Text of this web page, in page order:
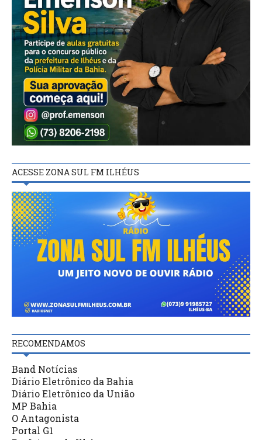
ACESSE ZONA SUL FM ILHÉUS
RECOMENDAMOS
Band Notícias
Diário Eletrônico da Bahia
Diário Eletrônico da União
MP Bahia
O Antagonista
Portal G1